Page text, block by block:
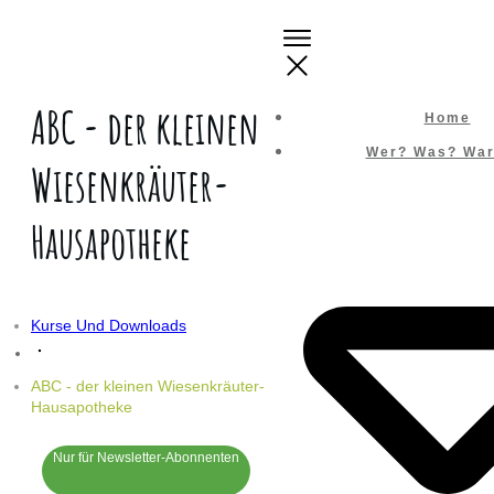
Home
Wer? Was?
ABC - der kleinen
Wiesenkräuter-
Hausapotheke
Kurse Und Downloads
ABC - der kleinen Wiesenkräuter-
Hausapotheke
Nur für Newsletter-Abonnenten